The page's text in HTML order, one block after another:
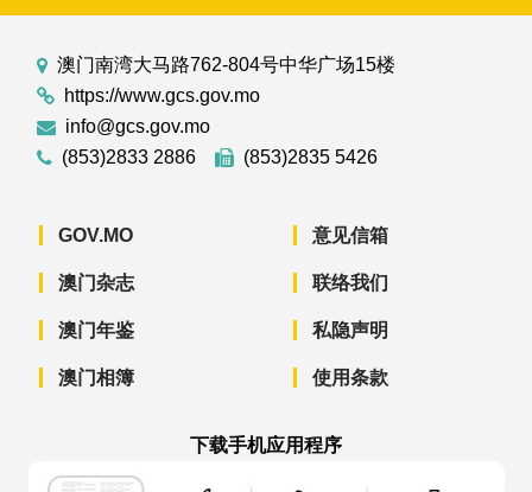
澳门南湾大马路762-804号中华广场15楼
https://www.gcs.gov.mo
info@gcs.gov.mo
(853)2833 2886
(853)2835 5426
GOV.MO
澳门杂志
澳门年鉴
澳门相簿
意见信箱
联络我们
私隐声明
使用条款
下载手机应用程序